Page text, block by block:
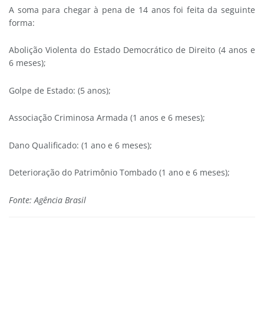
A soma para chegar à pena de 14 anos foi feita da seguinte
forma:
Abolição Violenta do Estado Democrático de Direito (4 anos e
6 meses);
Golpe de Estado: (5 anos);
Associação Criminosa Armada (1 anos e 6 meses);
Dano Qualificado: (1 ano e 6 meses);
Deterioração do Patrimônio Tombado (1 ano e 6 meses);
Fonte: Agência Brasil